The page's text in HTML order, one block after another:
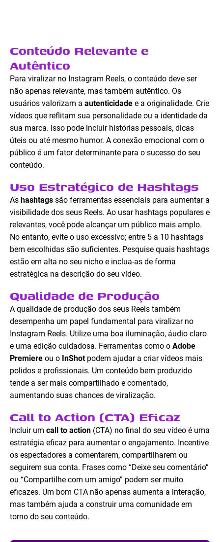
Conteúdo Relevante e
Autêntico
Para viralizar no Instagram Reels, o conteúdo deve ser
não apenas relevante, mas também autêntico. Os
usuários valorizam a autenticidade e a originalidade. Crie
vídeos que reflitam sua personalidade ou a identidade da
sua marca. Isso pode incluir histórias pessoais, dicas
úteis ou até mesmo humor. A conexão emocional com o
público é um fator determinante para o sucesso do seu
conteúdo.
Uso Estratégico de Hashtags
As hashtags são ferramentas essenciais para aumentar a
visibilidade dos seus Reels. Ao usar hashtags populares e
relevantes, você pode alcançar um público mais amplo.
No entanto, evite o uso excessivo; entre 5 a 10 hashtags
bem escolhidas são suficientes. Pesquise quais hashtags
estão em alta no seu nicho e inclua-as de forma
estratégica na descrição do seu vídeo.
Qualidade de Produção
A qualidade de produção dos seus Reels também
desempenha um papel fundamental para viralizar no
Instagram Reels. Utilize uma boa iluminação, áudio claro
e uma edição cuidadosa. Ferramentas como o Adobe
Premiere ou o InShotpodem ajudar a criar vídeos mais
polidos e profissionais. Um conteúdo bem produzido
tende a ser mais compartilhado e comentado,
aumentando suas chances de viralização.
Call to Action (CTA) Eficaz
Incluir um call to action (CTA) no final do seu vídeo é uma
estratégia eficaz para aumentar o engajamento. Incentive
os espectadores a comentarem, compartilharem ou
seguirem sua conta. Frases como “Deixe seu comentário”
ou “Compartilhe com um amigo” podem ser muito
eficazes. Um bom CTA não apenas aumenta a interação,
mas também ajuda a construir uma comunidade em
torno do seu conteúdo.